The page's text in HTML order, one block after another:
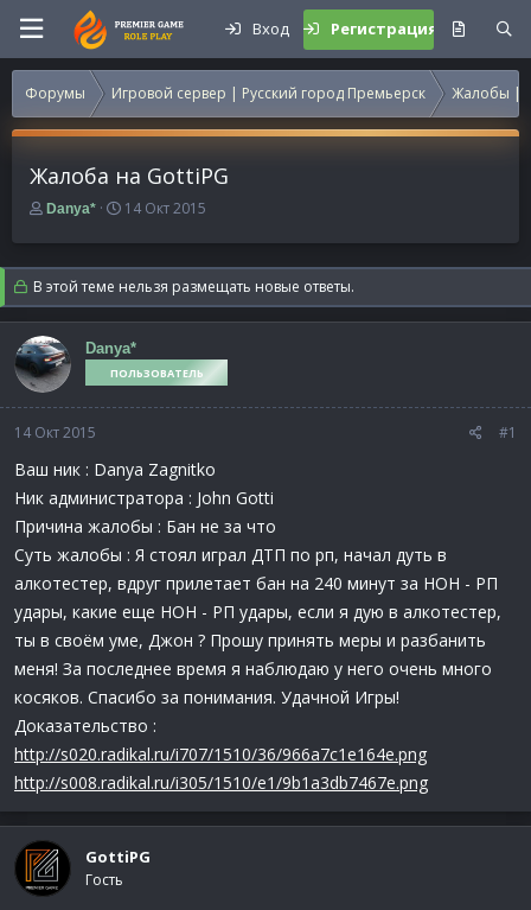
Вход Регистрация
Форумы Игровой сервер | Русский город Премьерск Жалобы |
Жалоба на GottiPG
А
т
о
р
т
е
м
ы
Danya*
Д
т
а
н
а
а
л
14 Окт 2015
В этой теме нельзя размещать новые ответы.
Danya*
ПОЛЬЗОВАТЕЛЬ
14 Окт 2015 #1
Ваш ник : Danya Zagnitko
Ник администратора : John Gotti
Причина жалобы : Бан не за что
Суть жалобы : Я стоял играл ДТП по рп, начал дуть в
алкотестер, вдруг прилетает бан на 240 минут за НОН - РП
удары, какие еще НОН - РП удары, если я дую в алкотестер,
ты в своём уме, Джон ? Прошу принять меры и разбанить
меня! За последнее время я наблюдаю у него очень много
косяков. Спасибо за понимания. Удачной Игры!
Доказательство :
http://s020.radikal.ru/i707/1510/36/966a7c1e164e.png
http://s008.radikal.ru/i305/1510/e1/9b1a3db7467e.png
GottiPG
Гость